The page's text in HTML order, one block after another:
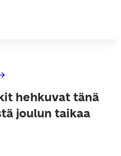
hehkuvat tänä
joulun taikaa